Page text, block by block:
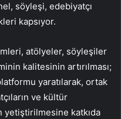
söyleşi, edebiyatçı
kapsıyor.
atölyeler, söyleşiler
kalitesinin artırılması;
yaratılarak, ortak
ve kültür
katkıda